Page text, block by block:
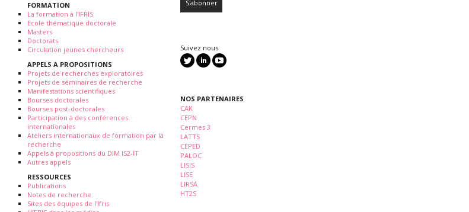
FORMATION
La formation à l'IFRIS
Ecole thématique doctorale
Masters
Doctorats
Circulation jeunes chercheurs
APPELS A PROPOSITIONS
Projets de recherches exploratoires
Projets de séminaires de recherche
Manifestations scientifiques
Bourses doctorales
Bourses post-doctorales
Participation à des conférences
internationales
Ateliers internationaux de formation par la
recherche
Appels à propositions du DIM IS2-IT
Autres appels
RESSOURCES
Publications
Notes de recherche
Sites des équipes de l'Ifris
Suivez nous
NOS PARTENAIRES
CAK
CEPN
Cermes 3
LATTS
CEPED
PALOC
LISIS
LISE
LIRSA
HT2S